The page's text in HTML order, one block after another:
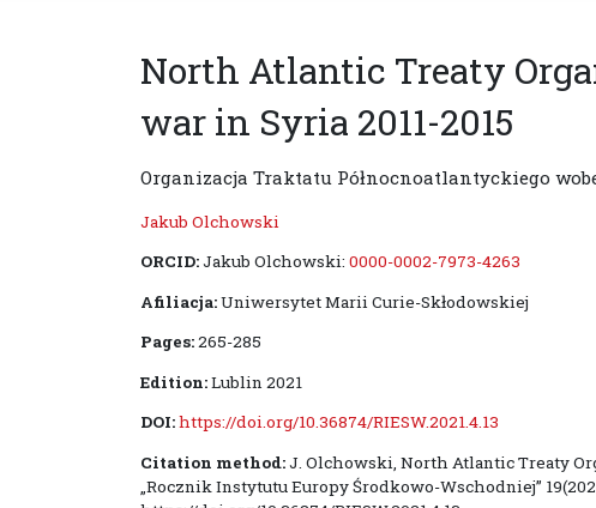
North Atlantic Treaty
war in Syria 2011-2015
Organizacja Traktatu Północnoatlantyckiego
Jakub Olchowski
ORCID:Jakub Olchowski: 0000-0002-7973-4263
Afiliacja:Uniwersytet Marii Curie-Skłodowskiej
Pages:265-285
Edition:Lublin 2021
DOI:https://doi.org/10.36874/RIESW.2021.4.13
Citation method:J. Olchowski, North Atlantic Treaty
„Rocznik Instytutu Europy Środkowo-Wschodniej”